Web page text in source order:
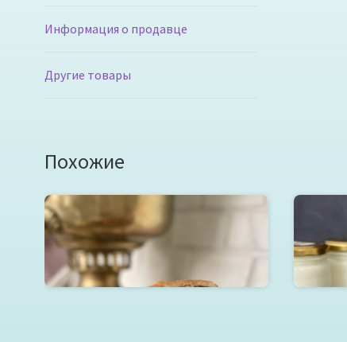
Информация о продавце
Другие товары
Похожие
Национальная выпечка
Читать далее